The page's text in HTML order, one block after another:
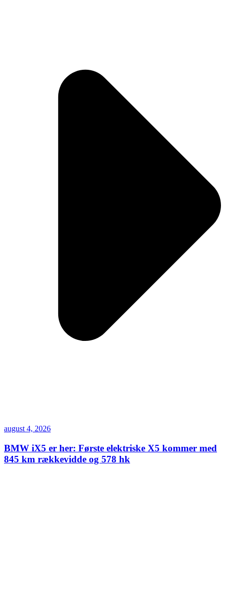
august 4, 2026
BMW iX5 er her: Første elektriske X5 kommer med
845 km rækkevidde og 578 hk